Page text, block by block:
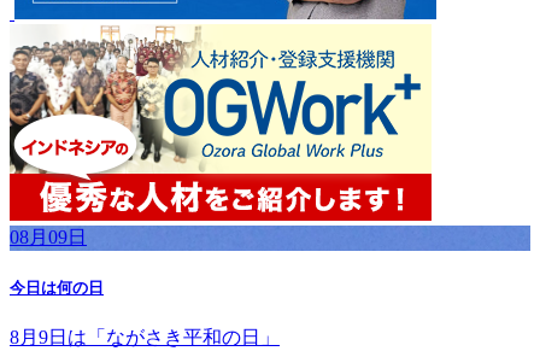
08月09日
今日は何の日
8月9日は「ながさき平和の日」